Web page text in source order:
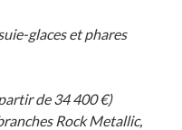
glaces et phares
de 34 400 €)
Rock Metallic,